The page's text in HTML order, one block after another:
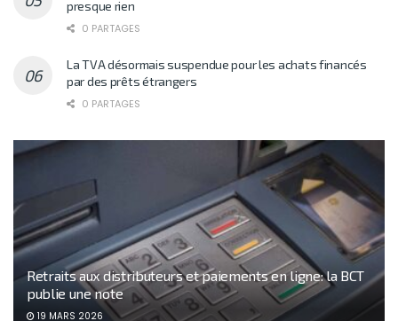
presque rien
0 PARTAGES
La TVA désormais suspendue pour les achats financés
par des prêts étrangers
0 PARTAGES
Retraits aux distributeurs et paiements en ligne: la BCT
publie une note
19 MARS 2026